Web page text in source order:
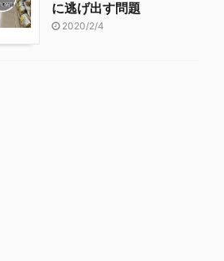
に逃げ出す問題
2020/2/4